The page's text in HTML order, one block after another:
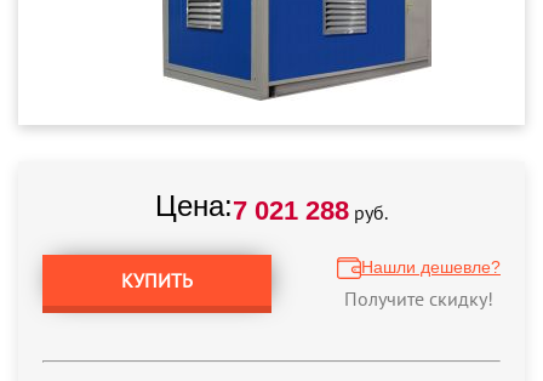
Цена:7 021 288 руб.
КУПИТЬ
Нашли дешевле?
Получите скидку!